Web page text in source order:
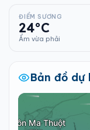
ĐIỂM SƯƠNG
24°C
Ẩm vừa phải
Bản đồ dự